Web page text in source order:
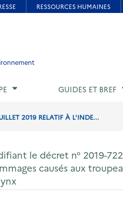
GUIDES ET BREF
2019 RELATIF À L'INDE...
le décret n° 2019-
causés aux